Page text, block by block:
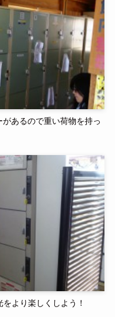
あるので重い荷物を持っ
より楽しくしよう！